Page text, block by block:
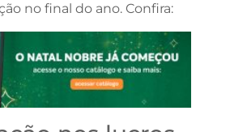
no final do ano. Confira: